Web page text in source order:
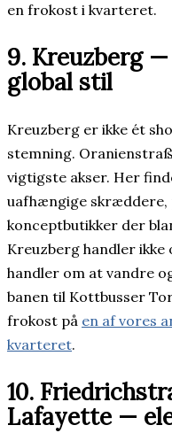
en frokost i kvarteret.
9. Kreuzberg
global stil
Kreuzberg er ikke ét
stemning.
vigtigste akser. Her
uafhængige skræddere,
konceptbutikker der
Kreuzberg handler
handler om at vandre
banen til Kottbusser
frokost på en af vores
kvarteret.
10.
Lafayette —